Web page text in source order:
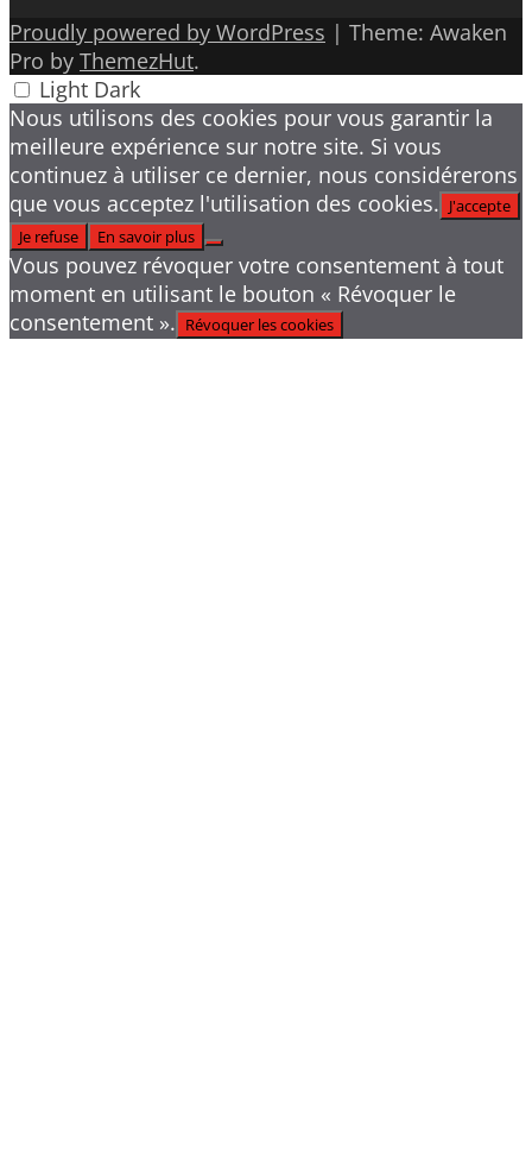
Proudly powered by WordPress | Theme: Awaken
Pro by ThemezHut.
Light Dark
Nous utilisons des cookies pour vous garantir la
meilleure expérience sur notre site. Si vous
continuez à utiliser ce dernier, nous considérerons
que vous acceptez l'utilisation des cookies. J'accepte
Je refuse
En savoir plus
Vous pouvez révoquer votre consentement à tout
moment en utilisant le bouton « Révoquer le
consentement ». Révoquer les cookies